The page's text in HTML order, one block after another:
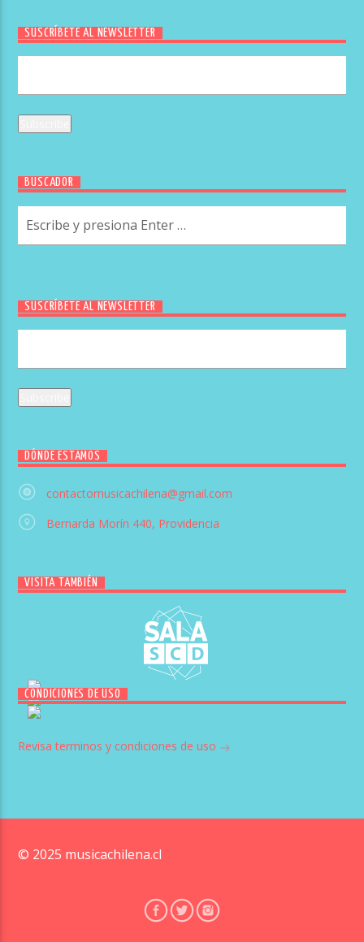
SUSCRÍBETE AL NEWSLETTER
BUSCADOR
SUSCRÍBETE AL NEWSLETTER
DÓNDE ESTAMOS
contactomusicachilena@gmail.com
Bernarda Morín 440, Providencia
VISITA TAMBIÉN
CONDICIONES DE USO
Revisa terminos y condiciones de uso
© 2025 musicachilena.cl